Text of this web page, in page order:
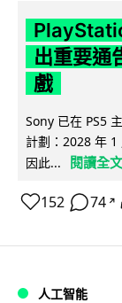
出重要通
戲
Sony 已在 PS5
計劃：2028 年 1
因此...
閱讀全文
152 74 ↗
人工智能